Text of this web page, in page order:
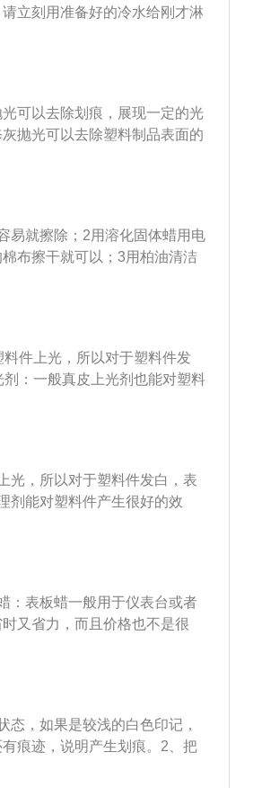
立刻用准备好的冷水给刚才淋
修复工具：虽然保险杠的可
需要，对于小凹陷十分有效。
点敲平。综上所述，反复撬起
：尝试将汽车的螺丝拆卸掉一
顶一顶，其实也可以恢复。但
去维修店去进行重新喷漆。保
。特别是工厂生产的里面含有
击，即使损坏也比较容易更
可以去除划痕，展现一定的光
抛光可以去除塑料制品表面的
。打磨抛光是将塑料制品粗糙
可以在材料中加入绿色油。当
清洗和烘干。如果要将光滑的
抛光的抛光轮是较软的呢子。
膏或润湿去污粉。如果塑料零
化学胶粘剂粘接汽车塑料件的
清洗整个塑料件，晾干后再
用红外灯加热变形件及其周
上的裂缝，应使用钻头在裂缝
用胶粘剂和辅助材料增强损
硬化；7、用砂纸打磨粘接部
易就擦除；2用溶化固体蜡用电
布擦干就可以；3用柏油清洁
边刷边擦，刷好后喷上仪表
件上光，所以对于塑料件发
：一般真皮上光剂也能对塑料
：对于黑色塑料件，使用黑色
光，所以对于塑料件发白，表
剂能对塑料件产生很好的效
来进行养护。3用清洗剂对于
：表板蜡一般用于仪表台或者
又省力，而且价格也不是很
在喷完表板蜡后要静等10分钟
是起到掩盖的作用，但是效果
比较明显。3、鞋油：鞋油相
效果很好，尤其是发白的塑料
也能找到，用海绵涂一下就
态，如果是较浅的白色印记，
痕迹，说明产生划痕。2、把
净的湿毛巾将表板蜡反复擦